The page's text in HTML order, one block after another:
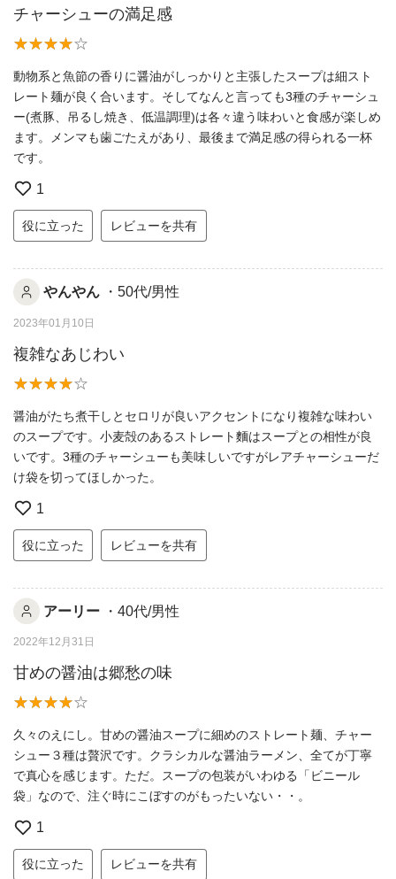
チャーシューの満足感
動物系と魚節の香りに醤油がしっかりと主張したスープは細スト
レート麺が良く合います。そしてなんと言っても3種のチャーシュ
ー(煮豚、吊るし焼き、低温調理)は各々違う味わいと食感が楽しめ
ます。メンマも歯ごたえがあり、最後まで満足感の得られる一杯
です。
1
役に立った レビューを共有
やんやん ・50代/男性
2023年01月10日
複雑なあじわい
醤油がたち煮干しとセロリが良いアクセントになり複雑な味わい
のスープです。小麦殻のあるストレート麵はスープとの相性が良
いです。3種のチャーシューも美味しいですがレアチャーシューだ
け袋を切ってほしかった。
1
役に立った レビューを共有
アーリー ・40代/男性
2022年12月31日
甘めの醤油は郷愁の味
久々のえにし。甘めの醤油スープに細めのストレート麺、チャー
シュー３種は贅沢です。クラシカルな醤油ラーメン、全てが丁寧
で真心を感じます。ただ。スープの包装がいわゆる「ビニール
袋」なので、注ぐ時にこぼすのがもったいない・・。
1
役に立った レビューを共有